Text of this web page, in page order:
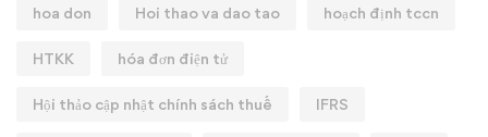
hoa don Hoi thao va dao tao hoạch định tccn
HTKK hóa đơn điện tử
Hội thảo cập nhật chính sách thuế IFRS